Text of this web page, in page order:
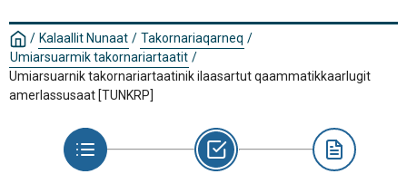
/ Kalaallit Nunaat / Takornariaqarneq /
Umiarsuarmik takornariartaatit /
Umiarsuarnik takornariartaatinik ilaasartut qaammatikkaarlugit
amerlassusaat [TUNKRP]